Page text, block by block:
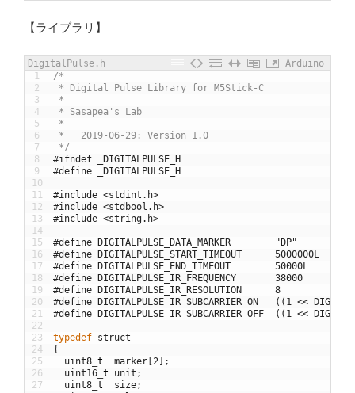
【ライブラリ】
DigitalPulse.h
Arduino
1
2
3
4
5
6
7
8
9
10
11
12
13
14
15
16
17
18
19
20
21
22
23
24
25
26
27
/*
* Digital Pulse Library for M5Stick-C
*
* Sasapea's Lab
*
*   2019-06-29: Version 1.0
*/
#ifndef _DIGITALPULSE_H
#define _DIGITALPULSE_H
#include <stdint.h>
#include <stdbool.h>
#include <string.h>
#define DIGITALPULSE_DATA_MARKER        "DP"      //
#define DIGITALPULSE_START_TIMEOUT      5000000L
#define DIGITALPULSE_END_TIMEOUT        50000L
#define DIGITALPULSE_IR_FREQUENCY       38000     //
#define DIGITALPULSE_IR_RESOLUTION      8
#define DIGITALPULSE_IR_SUBCARRIER_ON   ((1 <<
#define DIGITALPULSE_IR_SUBCARRIER_OFF  ((1 <<
typedef struct
{
uint8 t marker [2 ] ;
uint16 t unit ;
uint8 t size;